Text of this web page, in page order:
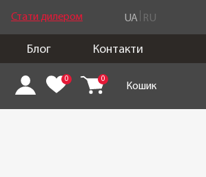
Стати дилером UA RU
Блог Контакти
0 0
Кошик